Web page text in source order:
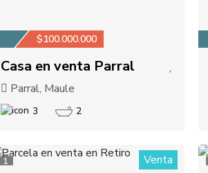
$100.000.000
Casa en venta Parral
Parral, Maule
3 2
1 Venta